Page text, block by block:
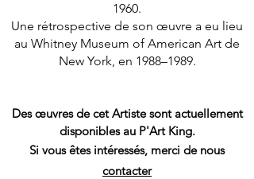
1960.
Une rétrospective de son œuvre a eu lieu
au Whitney Museum of American Art de
New York, en 1988–1989.
Des œuvres de cet Artiste sont actuellement
disponibles au P'Art King.
Si vous êtes intéressés, merci de nous
contacter